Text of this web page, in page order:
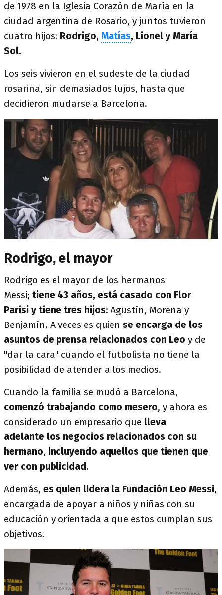
de 1978 en la Iglesia Corazón de María en la
ciudad argentina de Rosario, y juntos tuvieron
cuatro hijos: Rodrigo, Matías, Lionel y María
Sol.
Los seis vivieron en el sudeste de la ciudad
rosarina, sin demasiados lujos, hasta que
decidieron mudarse a Barcelona.
Rodrigo, el mayor
Rodrigo es el mayor de los hermanos
Messi; tiene 43 años, está casado con Flor
Parisi y tiene tres hijos: Agustín, Morena y
Benjamín. A veces es quien se encarga de los
asuntos de prensa relacionados con Leo y de
"dar la cara" cuando el futbolista no tiene la
posibilidad de atender a los medios.
Cuando la familia se mudó a Barcelona,
comenzó trabajando como mesero, y ahora es
considerado un empresario que lleva
adelante los negocios relacionados con su
hermano, incluyendo aquellos que tienen que
ver con publicidad.
Además, es quien lidera la Fundación Leo Messi,
encargada de apoyar a niños y niñas con su
educación y orientada a que estos cumplan sus
objetivos.